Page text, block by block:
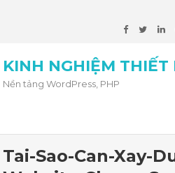
KINH NGHIỆM THIẾT
Nền tảng WordPress, PHP
Tai-Sao-Can-Xay-